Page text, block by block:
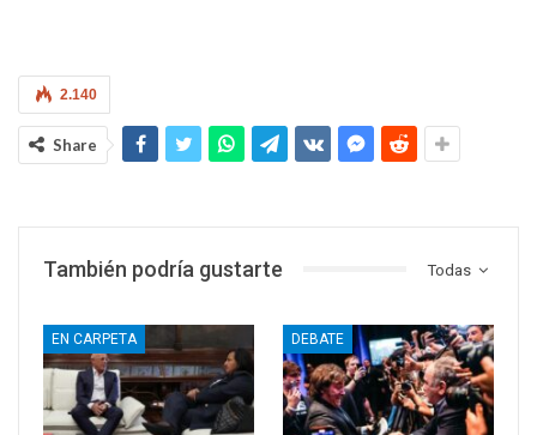
2.140
Share
Todas
También podría gustarte
EN CARPETA DEBATE